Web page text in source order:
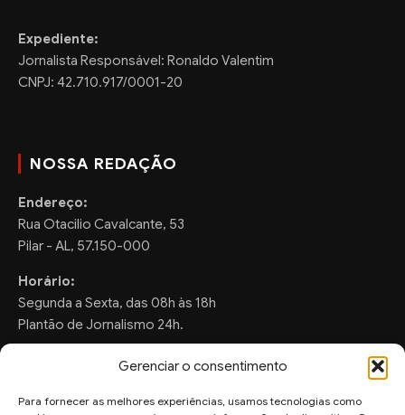
Gerenciar o consentimento
Para fornecer as melhores experiências, usamos tecnologias como
Expediente:
Jornalista Responsável: Ronaldo Valentim
CNPJ: 42.710.917/0001-20
NOSSA REDAÇÃO
Endereço:
Rua Otacilio Cavalcante, 53
Pilar - AL, 57.150-000
Horário:
Segunda a Sexta, das 08h às 18h
Plantão de Jornalismo 24h.
FALE CONOSCO